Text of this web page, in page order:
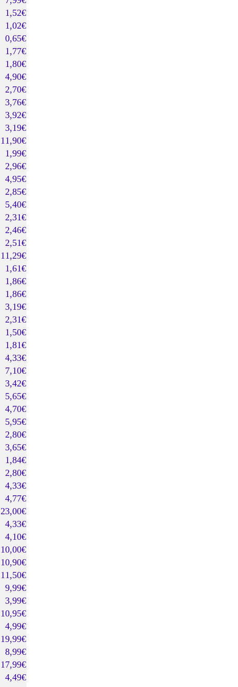
1,52€
1,02€
0,65€
1,77€
1,80€
4,90€
2,70€
3,76€
3,92€
3,19€
11,90€
1,99€
2,96€
4,95€
2,85€
5,40€
2,31€
2,46€
2,51€
11,29€
1,61€
1,86€
1,86€
3,19€
2,31€
1,50€
1,81€
4,33€
7,10€
3,42€
5,65€
4,70€
5,95€
2,80€
3,65€
1,84€
2,80€
4,33€
4,77€
23,00€
4,33€
4,10€
10,00€
10,90€
11,50€
9,99€
3,99€
10,95€
4,99€
19,99€
8,99€
17,99€
4,49€